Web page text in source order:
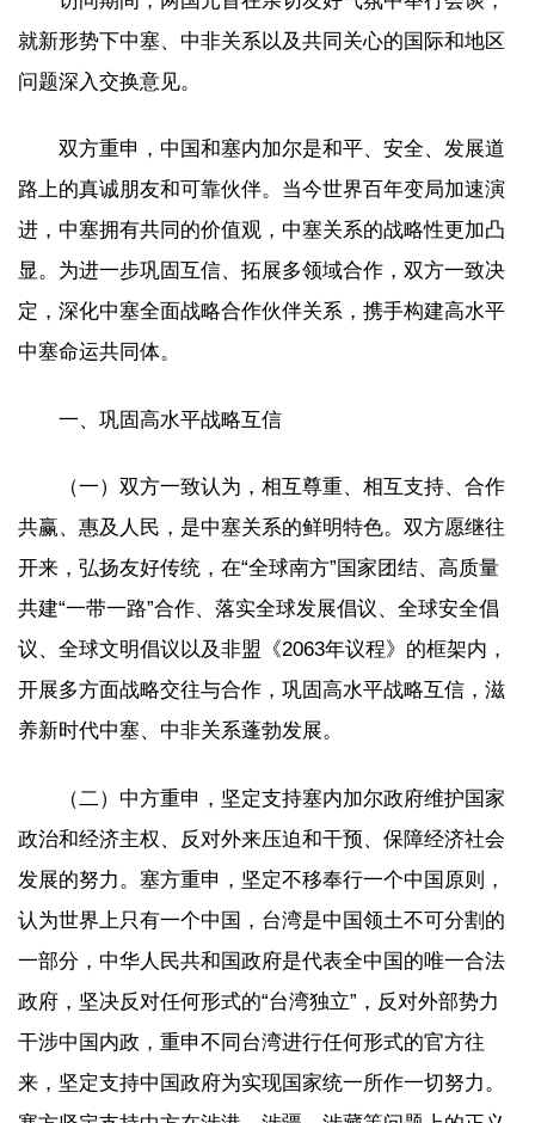
就新形势下中塞、中非关系以及共同关心的国际和地区
问题深入交换意见。
双方重申，中国和塞内加尔是和平、安全、发展道
路上的真诚朋友和可靠伙伴。当今世界百年变局加速演
进，中塞拥有共同的价值观，中塞关系的战略性更加凸
显。为进一步巩固互信、拓展多领域合作，双方一致决
定，深化中塞全面战略合作伙伴关系，携手构建高水平
中塞命运共同体。
一、巩固高水平战略互信
（一）双方一致认为，相互尊重、相互支持、合作
共赢、惠及人民，是中塞关系的鲜明特色。双方愿继往
开来，弘扬友好传统，在“全球南方”国家团结、高质量
共建“一带一路”合作、落实全球发展倡议、全球安全倡
议、全球文明倡议以及非盟《2063年议程》的框架内，
开展多方面战略交往与合作，巩固高水平战略互信，滋
养新时代中塞、中非关系蓬勃发展。
（二）中方重申，坚定支持塞内加尔政府维护国家
政治和经济主权、反对外来压迫和干预、保障经济社会
发展的努力。塞方重申，坚定不移奉行一个中国原则，
认为世界上只有一个中国，台湾是中国领土不可分割的
一部分，中华人民共和国政府是代表全中国的唯一合法
政府，坚决反对任何形式的“台湾独立”，反对外部势力
干涉中国内政，重申不同台湾进行任何形式的官方往
来，坚定支持中国政府为实现国家统一所作一切努力。